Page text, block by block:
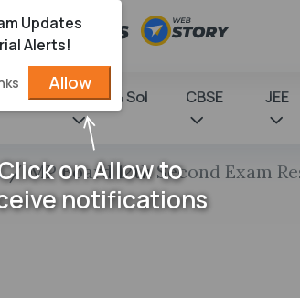
Books & Sol CBSE JEE
MP Board 12th Second Exam
Updates
Alerts!
Allow
on Allow to
notifications